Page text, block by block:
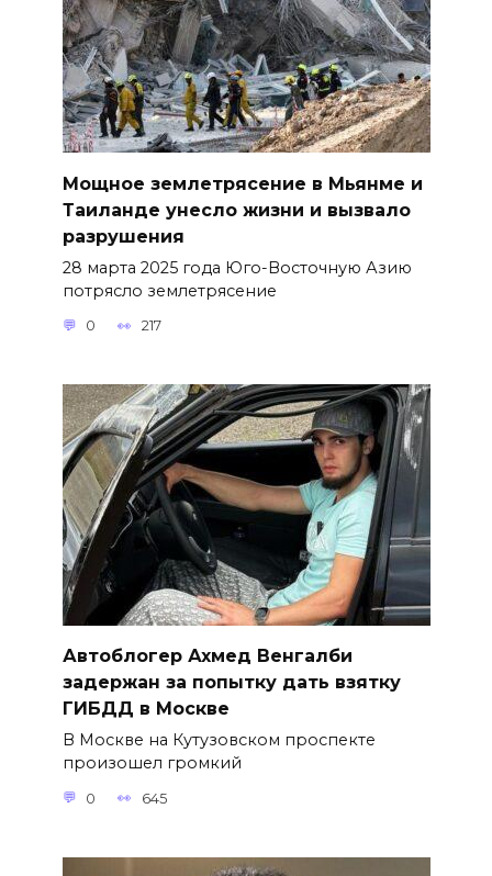
Мощное землетрясение в Мьянме и
Таиланде унесло жизни и вызвало
разрушения
28 марта 2025 года Юго-Восточную Азию
потрясло землетрясение
0 217
Автоблогер Ахмед Венгалби
задержан за попытку дать взятку
ГИБДД в Москве
В Москве на Кутузовском проспекте
произошел громкий
0 645